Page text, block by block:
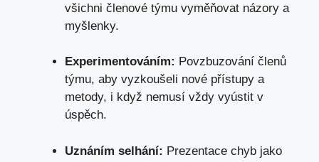
všichni členové týmu vyměňovat názory a
myšlenky.
Experimentováním: Povzbuzování členů
týmu, aby vyzkoušeli nové přístupy a
metody, i když nemusí vždy vyústit v
úspěch.
Uznáním selhání: Prezentace chyb jako